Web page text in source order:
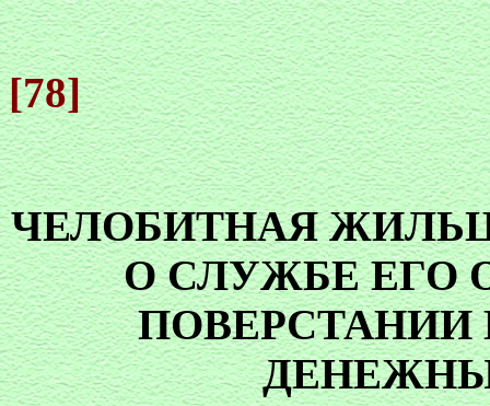
[78]
ЧЕЛОБИТНАЯ
О СЛУЖБЕ ЕГО